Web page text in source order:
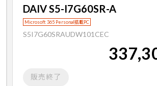
DAIV S5-I7G60SR-A
Microsoft 365 Personal搭載PC
S5I7G60SRAUDW101CEC
販売終了